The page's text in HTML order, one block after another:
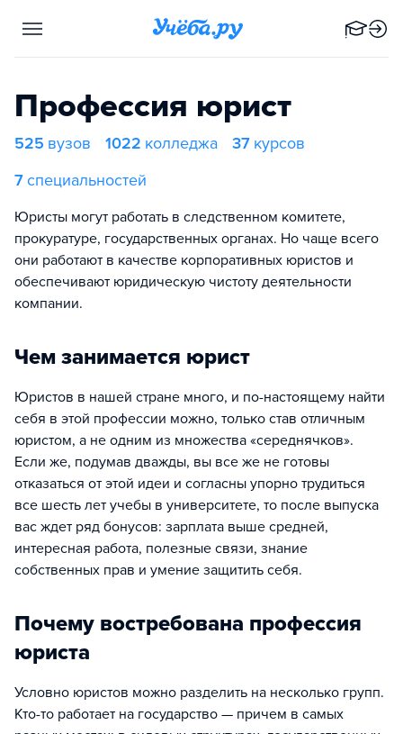
Профессия юрист
525 вузов 1022 колледжа 37 курсов
7специальностей
Юристы могут работать в следственном комитете,
прокуратуре, государственных органах. Но чаще всего
они работают в качестве корпоративных юристов и
обеспечивают юридическую чистоту деятельности
компании.
Чем занимается юрист
Юристов в нашей стране много, и по-настоящему найти
себя в этой профессии можно, только став отличным
юристом, а не одним из множества «середнячков».
Если же, подумав дважды, вы все же не готовы
отказаться от этой идеи и согласны упорно трудиться
все шесть лет учебы в университете, то после выпуска
вас ждет ряд бонусов: зарплата выше средней,
интересная работа, полезные связи, знание
собственных прав и умение защитить себя.
Почему востребована профессия
юриста
Условно юристов можно разделить на несколько групп.
Кто-то работает на государство — причем в самых